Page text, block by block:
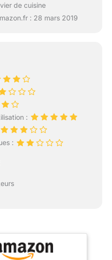
de cuisine
: 28 mars 2019
:
: